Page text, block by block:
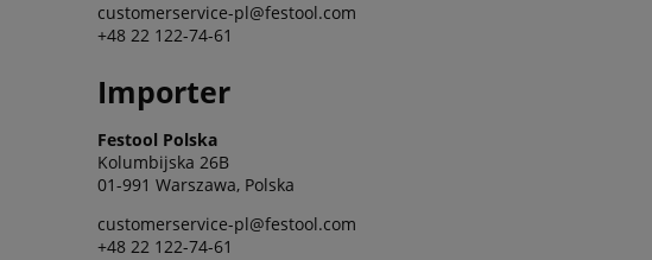
customerservice-pl@festool.com
+48 22 122-74-61
Importer
Festool Polska
Kolumbijska 26B
01-991 Warszawa, Polska
customerservice-pl@festool.com
+48 22 122-74-61